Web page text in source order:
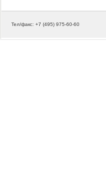
Тел/факс: +7 (495) 975-60-60